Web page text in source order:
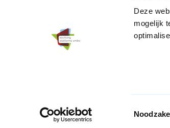
Deze
mogelijk
© 2026 Stichting Platforms